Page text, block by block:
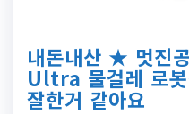
내돈내산 ★ 멋진
Ultra 물걸레 로봇
잘한거 같아요